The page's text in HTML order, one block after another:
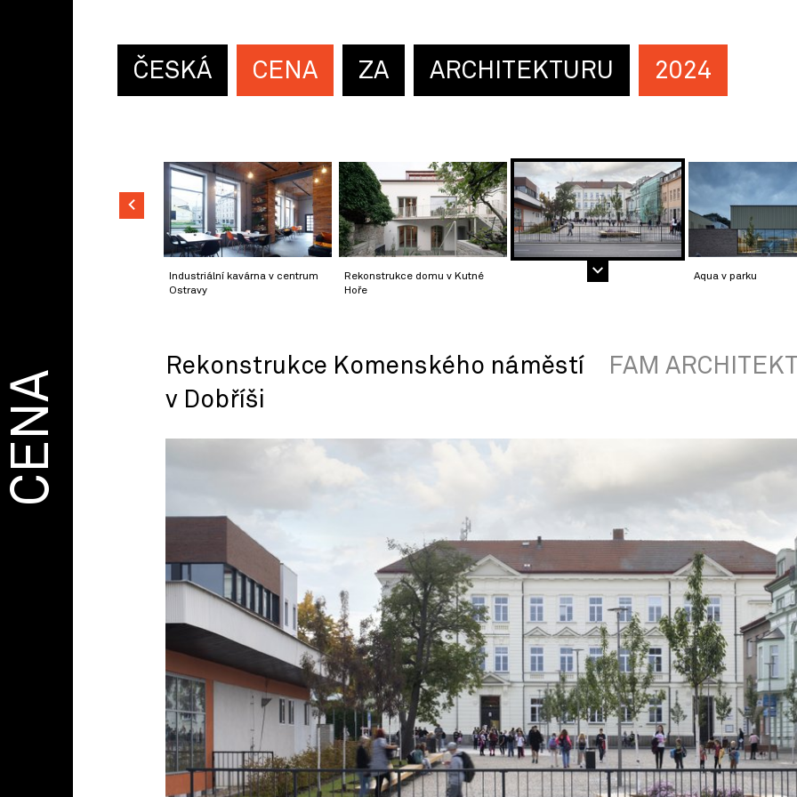
ČESKÁ CENA ZA ARCHITEKTURU 2024
Industriální kavárna v centrum
Ostravy
Rekonstrukce domu v Kutné
Hoře
Aqua v parku
Rekonstrukce Komenského náměstí
v Dobříši
FAM
CENA